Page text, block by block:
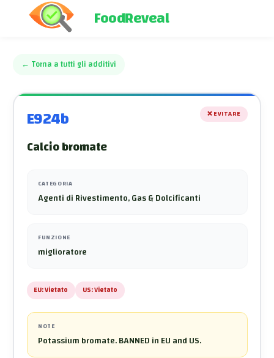
FoodReveal
← Torna a tutti gli additivi
E924b ❌EVITARE
Calcio bromate
CATEGORIA
Agenti di Rivestimento, Gas & Dolcificanti
FUNZIONE
miglioratore
EU:Vietato US:Vietato
NOTE
Potassium bromate. BANNED in EU and US.